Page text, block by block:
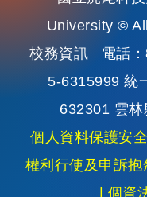
University ©
校務資訊 電話：
5-6315999 統
632301 雲
個人資料保護安
權利行使及申訴抱
| 個資